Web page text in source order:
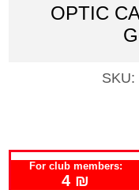
OPTIC
SKU:
For club members:
4 ₪